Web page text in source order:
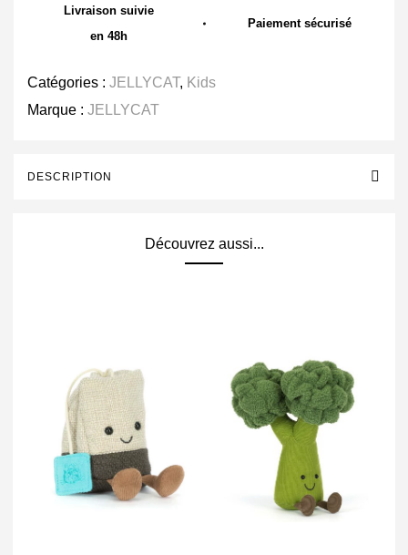
Livraison suivie
en 48h
Paiement sécurisé
Catégories : JELLYCAT, Kids
Marque : JELLYCAT
DESCRIPTION
Découvrez aussi...